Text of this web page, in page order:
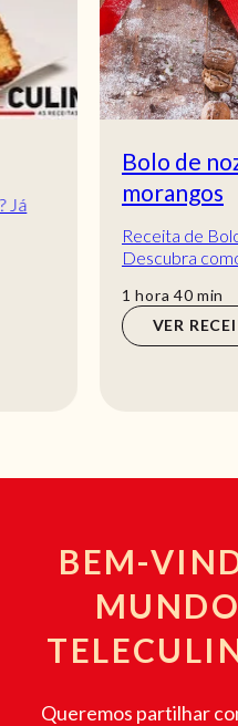
Bolo de noz
morangos
Receita de Bolo de
Descubra como
40min
min
VER RECEITA
BEM-
Queremos partilhar